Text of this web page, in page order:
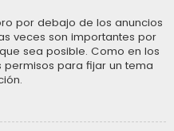
por debajo de los anuncios
veces son importantes por
sea posible. Como en los
permisos para fijar un tema